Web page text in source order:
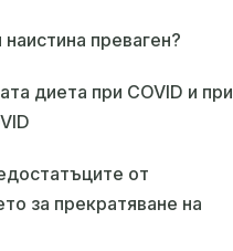
наистина преваген?
диета при COVID и при
от
за прекратяване на